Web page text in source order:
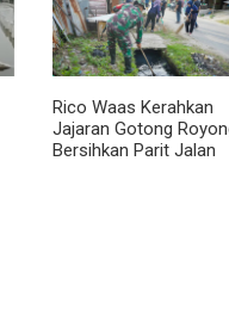
Rico Waas Kerahkan
Jajaran Gotong
Bersihkan Parit Jalan